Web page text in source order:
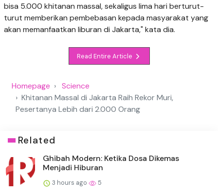
bisa 5.000 khitanan massal, sekaligus lima hari berturut-
turut memberikan pembebasan kepada masyarakat yang
akan memanfaatkan liburan di Jakarta," kata dia.
Read Entire Article
Homepage
Science
Khitanan Massal di Jakarta Raih Rekor Muri,
Pesertanya Lebih dari 2.000 Orang
Related
Ghibah Modern: Ketika Dosa Dikemas
Menjadi Hiburan
3 hours ago 5